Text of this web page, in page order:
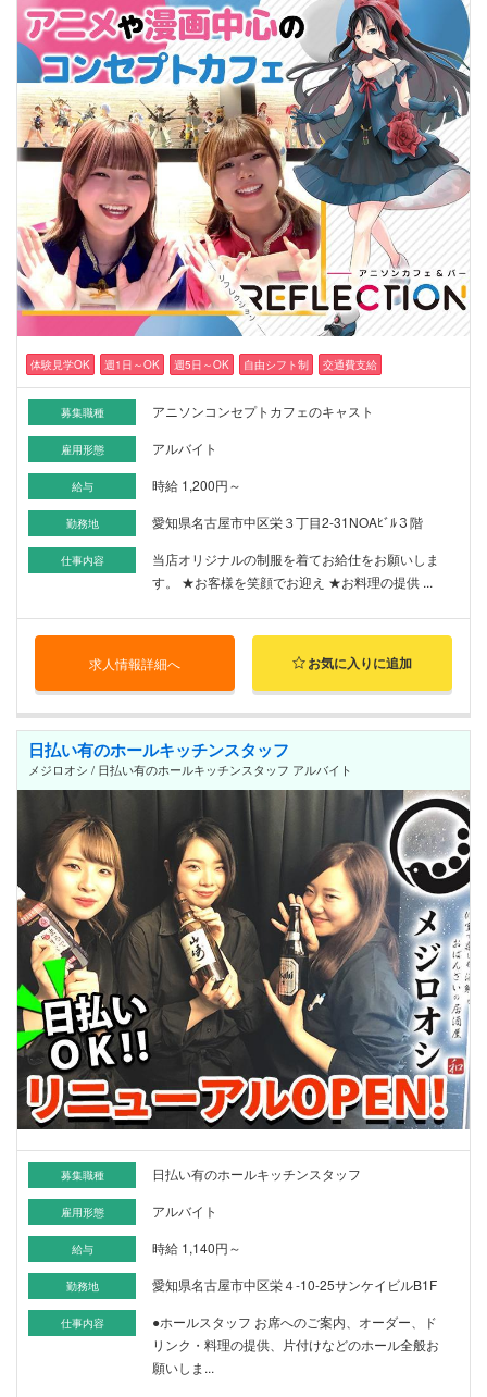
体験見学OK 週1日～OK 週5日～OK 自由シフト制 交通費支給
募集職種 アニソンコンセプトカフェのキャスト
雇用形態 アルバイト
給与 時給 1,200円～
勤務地 愛知県名古屋市中区栄３丁目2-31NOAﾋﾞﾙ３階
仕事内容
当店オリジナルの制服を着てお給仕をお願いしま
す。 ★お客様を笑顔でお迎え ★お料理の提供 ...
求人情報詳細へ お気に入りに追加
日払い有のホールキッチンスタッフ
メジロオシ / 日払い有のホールキッチンスタッフ アルバイト
募集職種 日払い有のホールキッチンスタッフ
雇用形態 アルバイト
給与 時給 1,140円～
勤務地 愛知県名古屋市中区栄４-10-25サンケイビルB1F
仕事内容
●ホールスタッフ お席へのご案内、オーダー、ド
リンク・料理の提供、片付けなどのホール全般お
願いしま...